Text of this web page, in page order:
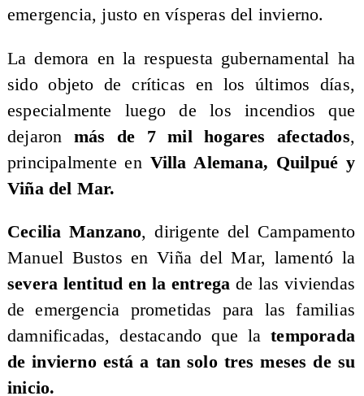
emergencia, justo en vísperas del invierno.
​La demora en la respuesta gubernamental ha
sido objeto de críticas en los últimos días,
especialmente luego de los incendios que
dejaron más de 7 mil hogares afectados,
principalmente en Villa Alemana, Quilpué y
Viña del Mar.
Cecilia Manzano, dirigente del Campamento
Manuel Bustos en Viña del Mar, lamentó la
severa lentitud en la entregade las viviendas
de emergencia prometidas para las familias
damnificadas, destacando que latemporada
de invierno está a tan solo tres meses de su
inicio.